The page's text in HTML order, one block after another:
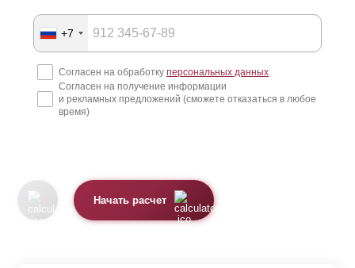
+7
Согласен на обработку персональных данных
Согласен на получение информации
и рекламных предложений (сможете отказаться в любое
время)
Начать расчет